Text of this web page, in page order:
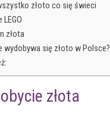
złoto co się świeci
LEGO
złota
wydobywa się złoto w Polsce?
złota